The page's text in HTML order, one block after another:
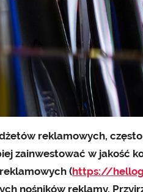
reklamowych,
zainwestować w jakość
(https://
nośników reklamy.